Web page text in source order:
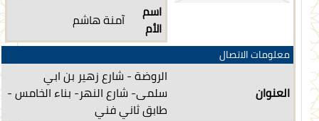
اسم
الأم
آمنة هاشم
معلومات الاتصال
العنوان
الروضة - شارع زهير بن ابي
سلمى- شارع النهر- بناء الخامس -
طابق ثاني فني